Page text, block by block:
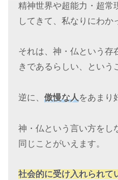
精神世界や超能力・超常
してきて、私なりにわか
それは、神・仏という存
きであるらしい、という
逆に、傲慢な人をあまり
神・仏という言い方をし
同じことがいえます。
社会的に受け入れられて